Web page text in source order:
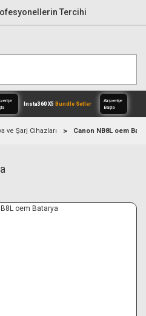
Tercihi
Setler
ve Şarj Cihazları Canon NB8L oem